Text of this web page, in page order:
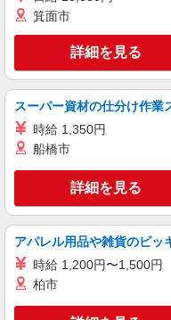
医療事務
茨城
通勤可≫
キープ
派遣社員
パーソルテンプスタッフ株
（つくば）/26-0605512
営業所
茨城
バス停
≫ 制服
キープ
箕面市
詳細を見る
スーパー資材の仕分け作業
時給 1,350円
船橋市
詳細を見る
アパレル用品や雑貨のピッ
時給 1,200円〜1,500円
柏市